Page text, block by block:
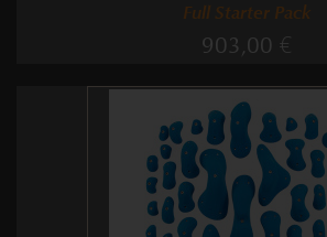
Full Starter Pack
903,00 €